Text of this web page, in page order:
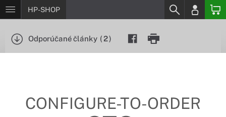
HP-SHOP
Odporúčané články (2)
CONFIGURE-TO-ORDER